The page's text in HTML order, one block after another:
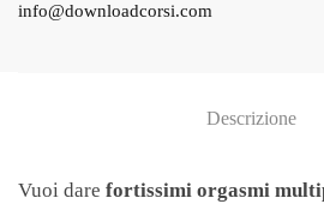
info@downloadcorsi.com
Descrizione
Vuoi dare fortissimi orgasmi